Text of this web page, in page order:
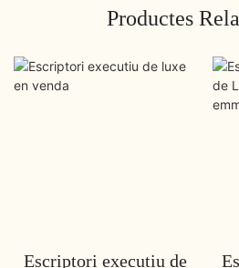
Productes
Escriptori executiu de